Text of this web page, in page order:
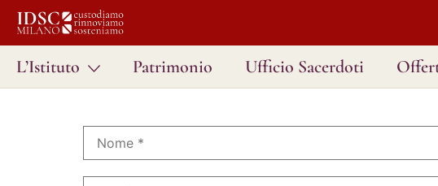
L’Istituto Patrimonio Ufficio Sacerdoti